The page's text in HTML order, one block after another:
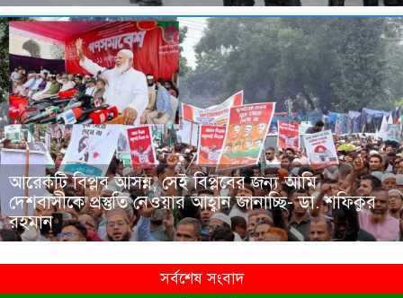
আরেকটি বিপ্লব আসন্ন, সেই বিপ্লবের জন্য আমি
দেশবাসীকে প্রস্তুতি নেওয়ার আহ্বান জানাচ্ছি- ডা. শফিকুর
রহমান
সর্বশেষ সংবাদ